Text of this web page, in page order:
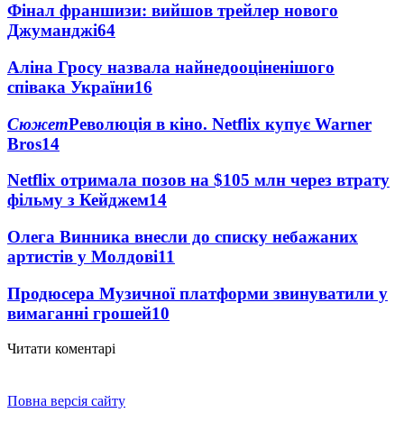
Фінал франшизи: вийшов трейлер нового
Джуманджі64
Аліна Гросу назвала найнедооціненішого
співака України16
СюжетРеволюція в кіно. Netflix купує Warner
Bros14
Netflix отримала позов на $105 млн через втрату
фільму з Кейджем14
Олега Винника внесли до списку небажаних
артистів у Молдові11
Продюсера Музичної платформи звинуватили у
вимаганні грошей10
Читати коментарі
Повна версія сайту